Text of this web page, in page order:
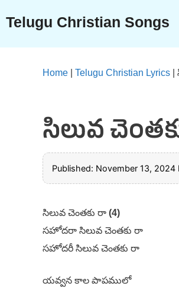
content
Telugu Christian Songs
Home Telugu Christian Lyrics
సిలువ
Published: November 13, 2024
సిలువ చెంతకు రా (4)
సహోదరా సిలువ చెంతకు రా
సహోదరీ సిలువ చెంతకు రా
యవ్వన కాల పాపములో